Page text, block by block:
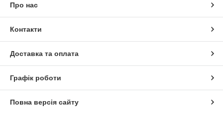
Про нас
Контакти
Доставка та оплата
Графік роботи
Повна версія сайту